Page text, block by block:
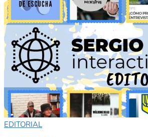
EDITORIAL